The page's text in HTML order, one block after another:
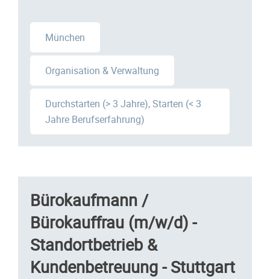
München
Organisation & Verwaltung
Durchstarten (> 3 Jahre), Starten (< 3
Jahre Berufserfahrung)
Bürokaufmann /
Bürokauffrau (m/w/d) -
Standortbetrieb &
Kundenbetreuung - Stuttgart